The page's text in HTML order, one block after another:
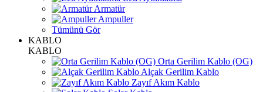
Armatür
Ampuller
Tümünü Gör
KABLO
KABLO
Orta Gerilim Kablo (OG)
Alçak Gerilim Kablo
Zayıf Akım Kablo